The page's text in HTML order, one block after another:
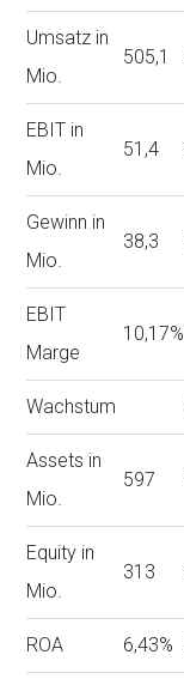
Umsatz in
Mio.
505,1
EBIT in
Mio.
51,4
Gewinn in
Mio.
38,3
EBIT
Marge
10,17%
Wachstum
Assets in
Mio.
597
Equity in
Mio.
313
ROA 6,43%